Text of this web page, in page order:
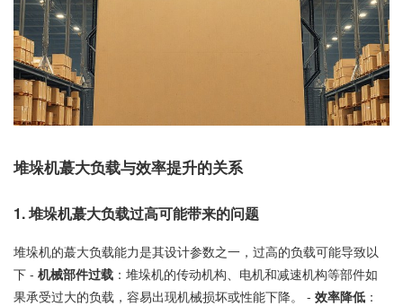
堆垛机蕞大负载与效率提升的关系
1. 堆垛机蕞大负载过高可能带来的问题
堆垛机的蕞大负载能力是其设计参数之一，过高的负载可能导致以
下 - 机械部件过载 ：堆垛机的传动机构、电机和减速机构等部件如
果承受过大的负载，容易出现机械损坏或性能下降。 - 效率降低 ：